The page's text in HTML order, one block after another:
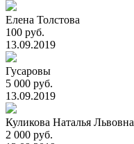
Елена Толстова
100 руб.
13.09.2019
Гусаровы
5 000 руб.
13.09.2019
Куликова Наталья Львовна
2 000 руб.